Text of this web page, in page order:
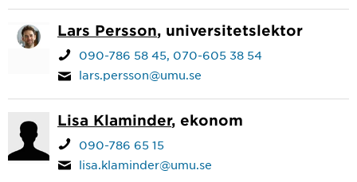
Lars Persson, universitetslektor
090-786 58 45 070-605 38 54
lars.persson@umu.se
Lisa Klaminder, ekonom
090-786 65 15
lisa.klaminder@umu.se